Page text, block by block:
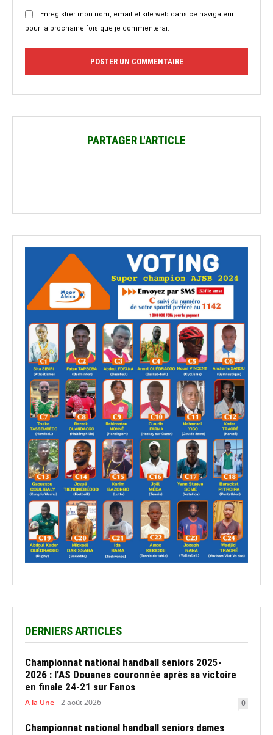
Enregistrer mon nom, email et site web dans ce navigateur
pour la prochaine fois que je commenterai.
PARTAGER L'ARTICLE
DERNIERS ARTICLES
Championnat national handball seniors 2025-
2026 : l’AS Douanes couronnée après sa victoire
en finale 24-21 sur Fanos
A la Une 2 août 2026 0
Championnat national handball seniors dames